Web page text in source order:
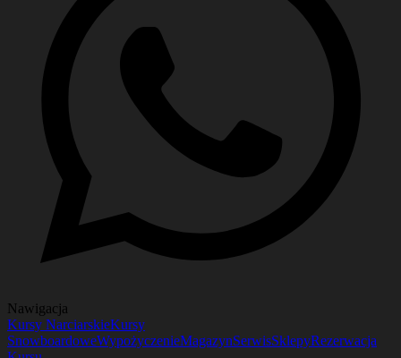
Nawigacja
Kursy NarciarskieKursy
SnowboardoweWypożyczenieMagazynSerwisSklepyRezerwacja